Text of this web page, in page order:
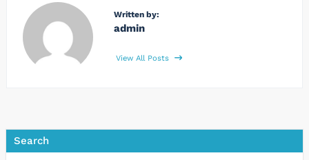
Written by:
admin
View All Posts
Search